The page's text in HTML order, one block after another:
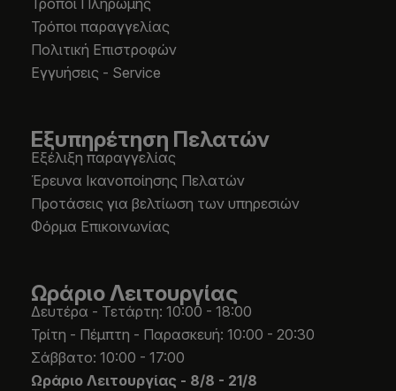
Τρόποι Πληρωμής
Τρόποι παραγγελίας
Πολιτική Επιστροφών
Εγγυήσεις - Service
Εξυπηρέτηση Πελατών
Εξέλιξη παραγγελίας
Έρευνα Ικανοποίησης Πελατών
Προτάσεις για βελτίωση των υπηρεσιών
Φόρμα Επικοινωνίας
Ωράριο Λειτουργίας
Δευτέρα - Τετάρτη: 10:00 - 18:00
Τρίτη - Πέμπτη - Παρασκευή: 10:00 - 20:30
Σάββατο: 10:00 - 17:00
Ωράριο Λειτουργίας - 8/8 - 21/8